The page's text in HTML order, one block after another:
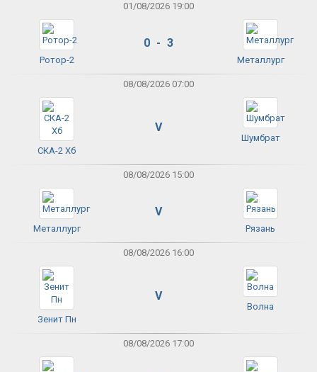
01/08/2026 19:00
Ротор-2
0 - 3
Металлург
08/08/2026 07:00
СКА-2 Хб
V
Шумбрат
08/08/2026 15:00
Металлург
V
Рязань
08/08/2026 16:00
Зенит Пн
V
Волна
08/08/2026 17:00